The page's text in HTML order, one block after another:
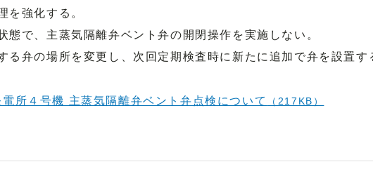
を強化する。
態で、主蒸気隔離弁ベント弁の開閉操作を実施しない。
る弁の場所を変更し、次回定期検査時に新たに追加で弁を設置す
電所４号機 主蒸気隔離弁ベント弁点検について （217KB）